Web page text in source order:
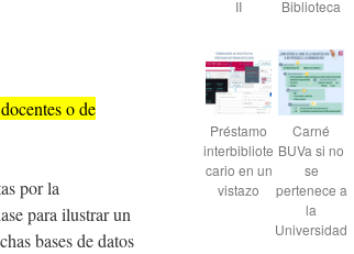
o de
por la
para ilustrar un
bases de datos
II
Biblioteca
Préstamo
interbibliote
cario en un
vistazo
Carné
BUVa si no
se
pertenece a
la
Universidad